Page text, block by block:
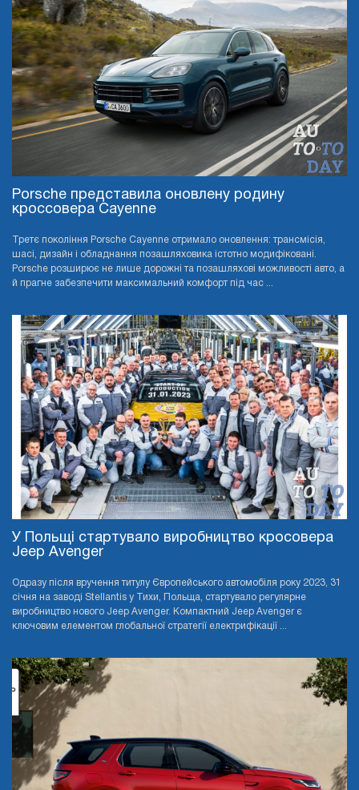
Porsche представила оновлену родину
кроссовера Cayenne
Третє покоління Porsche Cayenne отримало оновлення: трансмісія,
шасі, дизайн і обладнання позашляховика істотно модифіковані.
Porsche розширює не лише дорожні та позашляхові можливості авто, а
й прагне забезпечити максимальний комфорт під час ...
У Польщі стартувало виробництво кросовера
Jeep Avenger
Одразу після вручення титулу Європейського автомобіля року 2023, 31
січня на заводі Stellantis у Тихи, Польща, стартувало регулярне
виробництво нового Jeep Avenger. Компактний Jeep Avenger є
ключовим елементом глобальної стратегії електрифікації ...